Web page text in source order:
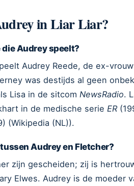
in Liar Liar?
Audrey speelt?
Audrey Reede, de ex-
was destijds al geen
Lisa in de sitcom NewsRadio.
in de medische serie ER
(Wikipedia (NL)).
Audrey en Fletcher?
zijn gescheiden; zij is
Elwes. Audrey is de moeder